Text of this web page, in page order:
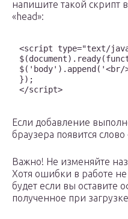
напишите такой скрипт
«head»:
<script type="text/
$('body').append('<br/
});
</script>
Если добавление
браузера появится слово
Важно! Не изменяйте
Хотя ошибки в работе
будет если вы оставите
полученное при загрузке